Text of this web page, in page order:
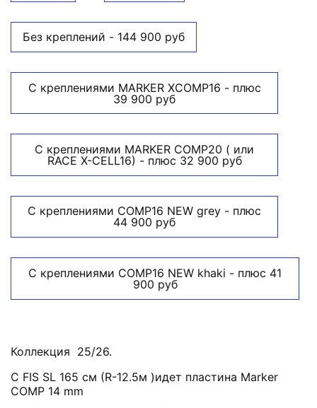
Без креплений - 144 900 руб
С креплениями MARKER XCOMP16 - плюс
39 900 руб
С креплениями MARKER COMP20 ( или
RACE X-CELL16) - плюс 32 900 руб
С креплениями COMP16 NEW grey - плюс
44 900 руб
С креплениями COMP16 NEW khaki - плюс 41
900 руб
Коллекция 25/26.
С FIS SL 165 см (R-12.5м )идет пластина Marker
COMP 14 mm